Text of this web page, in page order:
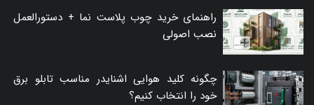
راهنمای خرید چوب پلاست نما + دستورالعمل
نصب اصولی
چگونه کلید هوایی اشنایدر مناسب تابلو برق
خود را انتخاب کنیم؟